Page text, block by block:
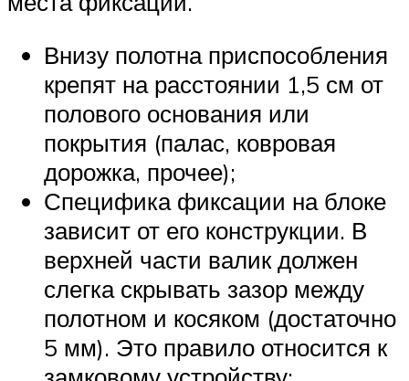
Внизу полотна приспособления
крепят на расстоянии 1,5 см от
полового основания или
покрытия (палас, ковровая
дорожка, прочее);
Специфика фиксации на блоке
зависит от его конструкции. В
верхней части валик должен
слегка скрывать зазор между
полотном и косяком (достаточно
5 мм). Это правило относится к